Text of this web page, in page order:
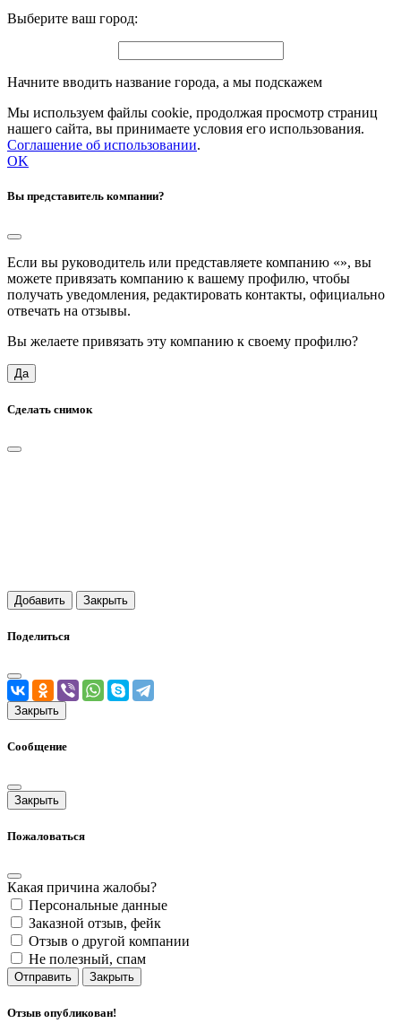
Выберите ваш город:
Начните вводить название города, а мы подскажем
Мы используем файлы cookie, продолжая просмотр страниц
нашего сайта, вы принимаете условия его использования.
Соглашение об использовании.
OK
Вы представитель компании?
Если вы руководитель или представляете компанию «», вы
можете привязать компанию к вашему профилю, чтобы
получать уведомления, редактировать контакты, официально
отвечать на отзывы.
Вы желаете привязать эту компанию к своему профилю?
Да
Сделать снимок
Добавить Закрыть
Поделиться
Закрыть
Сообщение
Закрыть
Пожаловаться
Какая причина жалобы?
Персональные данные
Заказной отзыв, фейк
Отзыв о другой компании
Не полезный, спам
Отправить Закрыть
Отзыв опубликован!